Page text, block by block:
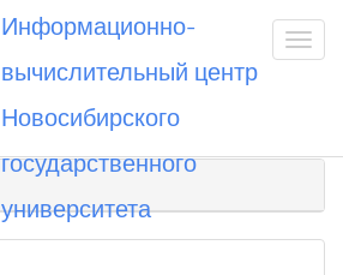
Информационно-
вычислительный центр
Новосибирского
государственного
университета